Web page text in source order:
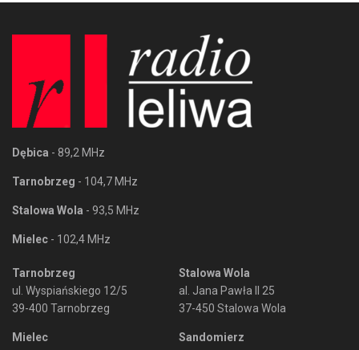
Dębica - 89,2 MHz
Tarnobrzeg - 104,7 MHz
Stalowa Wola - 93,5 MHz
Mielec - 102,4 MHz
Tarnobrzeg
ul. Wyspiańskiego 12/5
39-400 Tarnobrzeg
Mielec
Stalowa Wola
al. Jana Pawła II 25
37-450 Stalowa Wola
Sandomierz